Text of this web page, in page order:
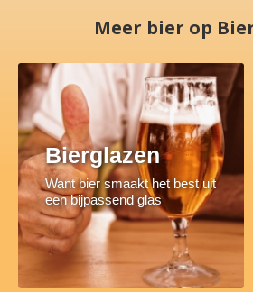
Meer bier op
Bierglazen
Want bier smaakt het best uit
een bijpassend glas